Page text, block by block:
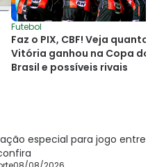
Futebol
Faz o PIX, CBF! Veja quanto o
Vitória ganhou na Copa do
Brasil e possíveis rivais
especial para jogo entre